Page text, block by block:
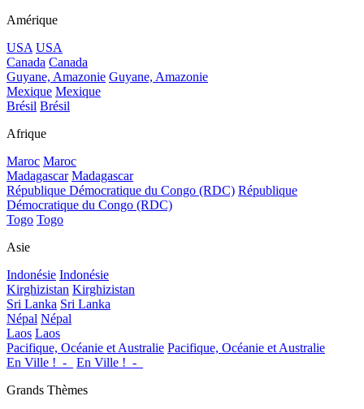
Amérique
USA USA
Canada Canada
Guyane, Amazonie Guyane, Amazonie
Mexique Mexique
Brésil Brésil
Afrique
Maroc Maroc
Madagascar Madagascar
République Démocratique du Congo (RDC) République
Démocratique du Congo (RDC)
Togo Togo
Asie
Indonésie Indonésie
Kirghizistan Kirghizistan
Sri Lanka Sri Lanka
Népal Népal
Laos Laos
Pacifique, Océanie et Australie Pacifique, Océanie et Australie
En Ville !_-_
En Ville !_-_
Grands Thèmes